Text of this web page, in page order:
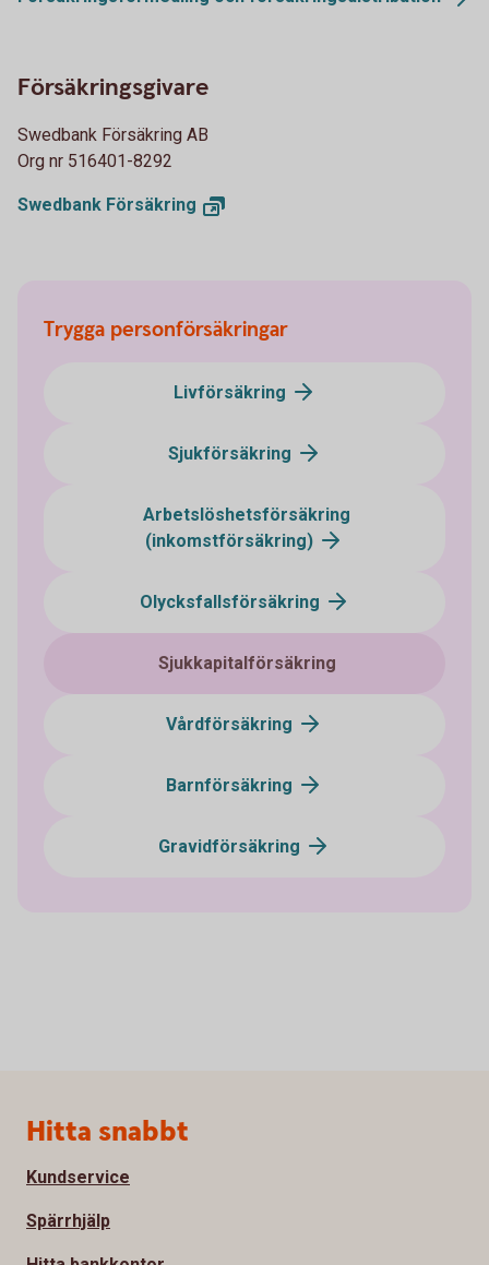
Försäkringsgivare
Swedbank Försäkring AB
Org nr 516401-8292
Swedbank Försäkring
Trygga personförsäkringar
Livförsäkring
Sjukförsäkring
Arbetslöshetsförsäkring
(inkomstförsäkring)
Olycksfallsförsäkring
Sjukkapitalförsäkring
Vårdförsäkring
Barnförsäkring
Gravidförsäkring
Sidfot
Hitta snabbt
Kundservice
Spärrhjälp